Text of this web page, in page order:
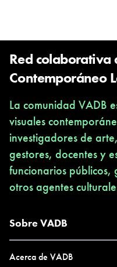
Red colaborativa
Contemporáneo
La comunidad VADB
visuales
investigadores de
gestores, docentes y
funcionarios públicos,
otros agentes
Sobre VADB
Acerca de VADB